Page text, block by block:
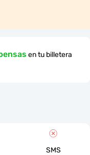
en tu billetera
SMS